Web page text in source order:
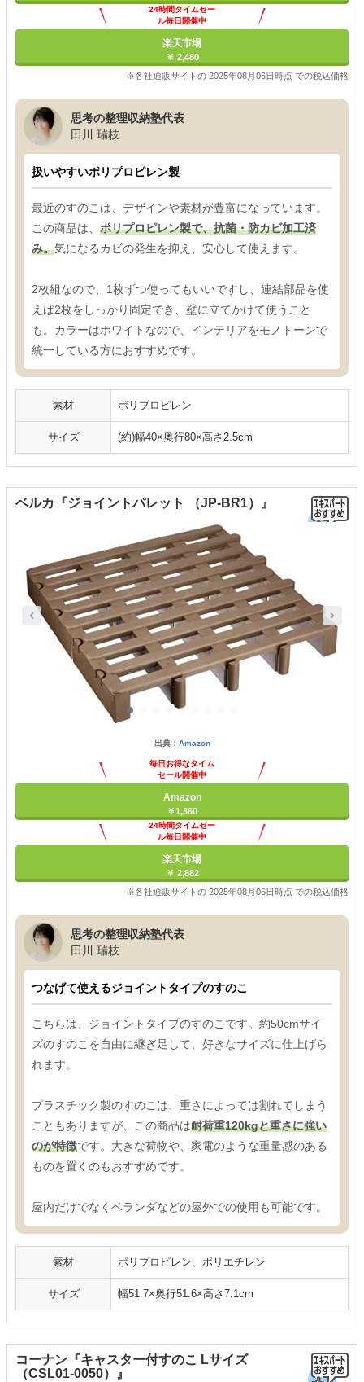
24時間タイムセー
ル毎日開催中
楽天市場
￥ 2,480
※各社通販サイトの 2025年08月06日時点 での税込価格
思考の整理収納塾代表
田川 瑞枝
扱いやすいポリプロピレン製
最近のすのこは、デザインや素材が豊富になっています。
この商品は、 ポリプロピレン製で、抗菌・防カビ加工済
み。気になるカビの発生を抑え、安心して使えます。
2枚組なので、1枚ずつ使ってもいいですし、連結部品を使
えば2枚をしっかり固定でき、壁に立てかけて使うこと
も。カラーはホワイトなので、インテリアをモノトーンで
統一している方におすすめです。
素材 ポリプロピレン
サイズ (約)幅40×奥行80×高さ2.5cm
ベルカ『ジョイントパレット （JP-BR1）』
出典： Amazon
毎日お得なタイム
セール開催中
Amazon
￥1,360
24時間タイムセー
ル毎日開催中
楽天市場
￥ 2,882
※各社通販サイトの 2025年08月06日時点 での税込価格
思考の整理収納塾代表
田川 瑞枝
つなげて使えるジョイントタイプのすのこ
こちらは、ジョイントタイプのすのこです。約50cmサイ
ズのすのこを自由に継ぎ足して、好きなサイズに仕上げら
れます。
プラスチック製のすのこは、重さによっては割れてしまう
こともありますが、この商品は耐荷重120kgと重さに強い
のが特徴です。大きな荷物や、家電のような重量感のある
ものを置くのもおすすめです。
屋内だけでなくベランダなどの屋外での使用も可能です。
素材 ポリプロピレン、ポリエチレン
サイズ 幅51.7×奥行51.6×高さ7.1cm
コーナン『キャスター付すのこ Lサイズ
（CSL01-0050）』